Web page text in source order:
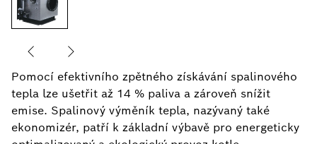
Pomocí efektivního zpětného získávání spalinového
tepla lze ušetřit až 14 % paliva a zároveň snížit
emise. Spalinový výměník tepla, nazývaný také
ekonomizér, patří k základní výbavě pro energeticky